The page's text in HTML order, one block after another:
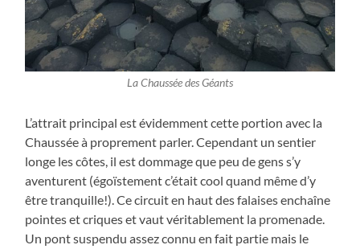
La Chaussée des Géants
L’attrait principal est évidemment cette portion avec la
Chaussée à proprement parler. Cependant un sentier
longe les côtes, il est dommage que peu de gens s’y
aventurent (égoïstement c’était cool quand même d’y
être tranquille!). Ce circuit en haut des falaises enchaîne
pointes et criques et vaut véritablement la promenade.
Un pont suspendu assez connu en fait partie mais le